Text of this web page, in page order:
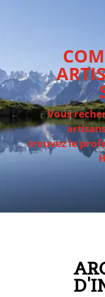
Vous
trouvez le